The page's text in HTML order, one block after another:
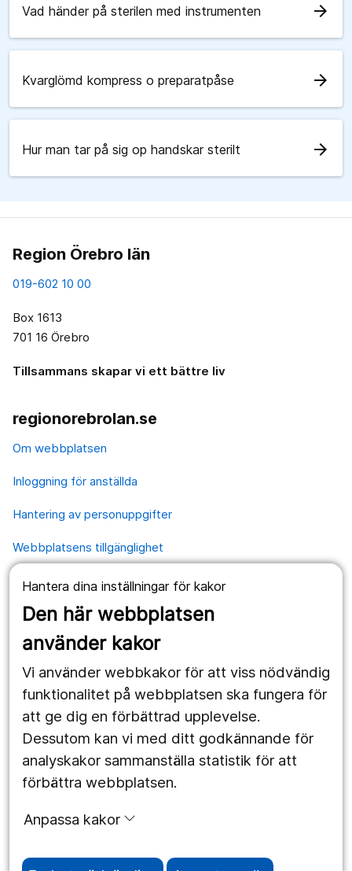
Hantera dina inställningar för kakor
Den här webbplatsen
använder kakor
Vi använder webbkakor för att viss nödvändig
funktionalitet på webbplatsen ska fungera för
att ge dig en förbättrad upplevelse.
Dessutom kan vi med ditt godkännande för
analyskakor sammanställa statistik för att
förbättra webbplatsen.
Anpassa kakor
Vad händer på sterilen med instrumenten arrow_forward
Kvarglömd kompress o preparatpåse arrow_forward
Hur man tar på sig op handskar sterilt arrow_forward
Region Örebro län
019-602 10 00
Box 1613
701 16 Örebro
Tillsammans skapar vi ett bättre liv
regionorebrolan.se
Om webbplatsen
Inloggning för anställda
Hantering av personuppgifter
Webbplatsens tillgänglighet
Våra webbplatser
1177.se
Region Örebro län
Följ oss
Facebook